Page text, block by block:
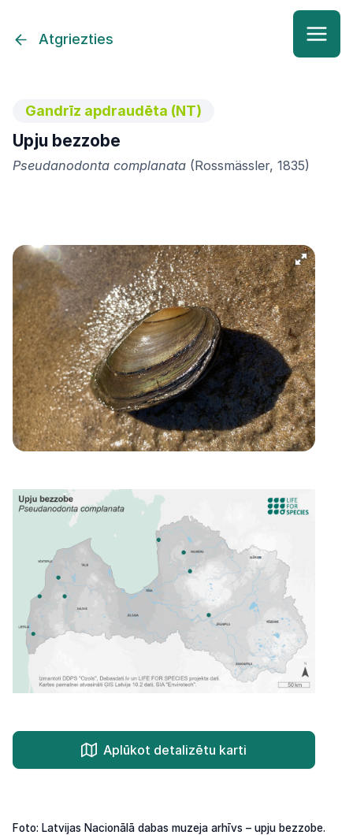
Atgriezties
Gandrīz apdraudēta (NT)
Upju bezzobe
Pseudanodonta complanata (Rossmässler, 1835)
Aplūkot detalizētu karti
Foto: Latvijas Nacionālā dabas muzeja arhīvs – upju bezzobe.